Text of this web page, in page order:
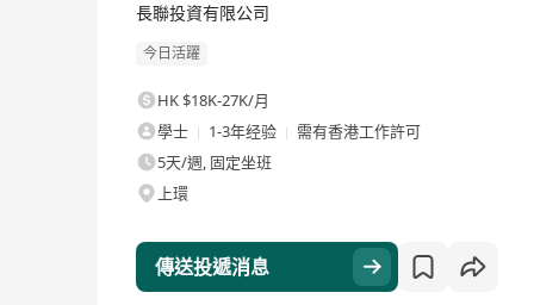
長聯投資有限公司
今日活躍
HK $18K-27K/月
學士
1-3年经验
需有香港工作許可
5天/週, 固定坐班
上環
傳送投遞消息